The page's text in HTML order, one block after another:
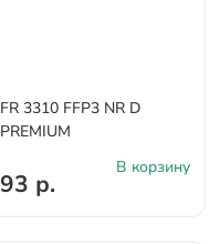
FR 3310 FFP3 NR D
PREMIUM
93 р.
В корзину